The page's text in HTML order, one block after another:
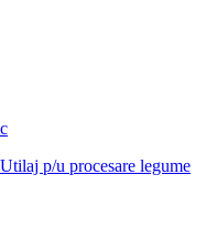
Utilaj p/u procesare legume